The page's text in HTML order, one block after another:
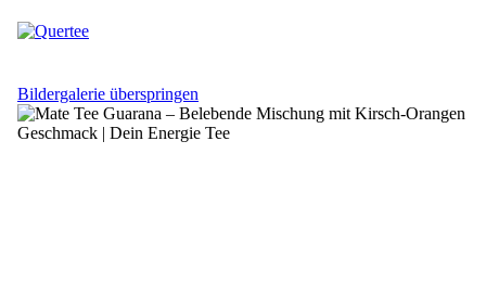
Bildergalerie überspringen